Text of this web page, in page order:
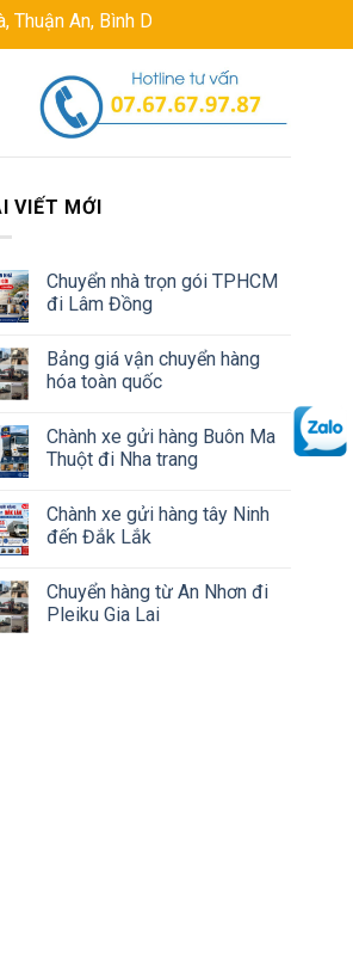
Dương, Việt Nam
VIẾT MỚI
Chuyển nhà trọn gói TPHCM
đi Lâm Đồng
Bảng giá vận chuyển hàng
hóa toàn quốc
Chành xe gửi hàng Buôn Ma
Thuột đi Nha trang
Chành xe gửi hàng tây Ninh
đến Đắk Lắk
Chuyển hàng từ An Nhơn đi
Pleiku Gia Lai